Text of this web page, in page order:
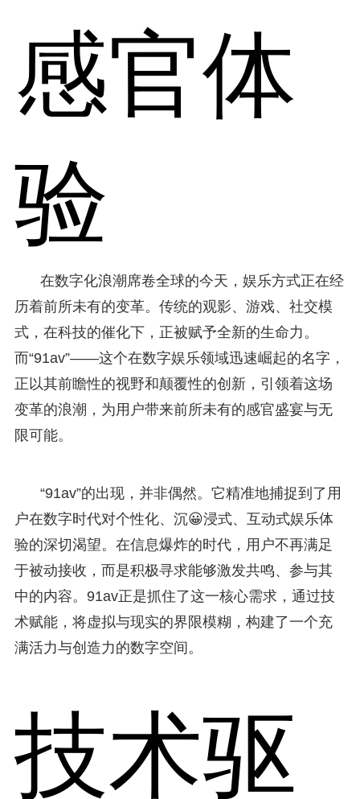
感官体
验
在数字化浪潮席卷全球的今天，娱乐方式正在经
历着前所未有的变革。传统的观影、游戏、社交模
式，在科技的催化下，正被赋予全新的生命力。
而“91av”——这个在数字娱乐领域迅速崛起的名字，
正以其前瞻性的视野和颠覆性的创新，引领着这场
变革的浪潮，为用户带来前所未有的感官盛宴与无
限可能。
“91av”的出现，并非偶然。它精准地捕捉到了用
户在数字时代对个性化、沉😀浸式、互动式娱乐体
验的深切渴望。在信息爆炸的时代，用户不再满足
于被动接收，而是积极寻求能够激发共鸣、参与其
中的内容。91av正是抓住了这一核心需求，通过技
术赋能，将虚拟与现实的界限模糊，构建了一个充
满活力与创造力的数字空间。
技术驱